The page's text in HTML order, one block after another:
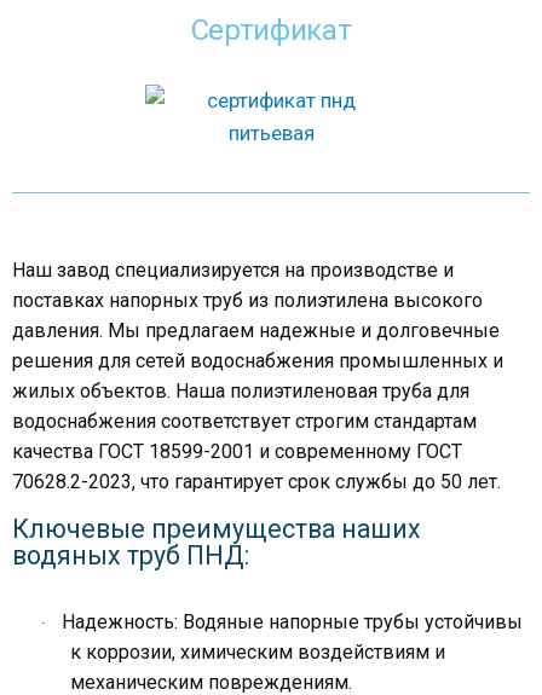
Сертификат
Наш завод специализируется на производстве и
поставках напорных труб из полиэтилена высокого
давления. Мы предлагаем надежные и долговечные
решения для сетей водоснабжения промышленных и
жилых объектов. Наша полиэтиленовая труба для
водоснабжения соответствует строгим стандартам
качества ГОСТ 18599-2001 и современному ГОСТ
70628.2-2023, что гарантирует срок службы до 50 лет.
Ключевые преимущества наших
водяных труб ПНД:
· Надежность: Водяные напорные трубы устойчивы
к коррозии, химическим воздействиям и
механическим повреждениям.